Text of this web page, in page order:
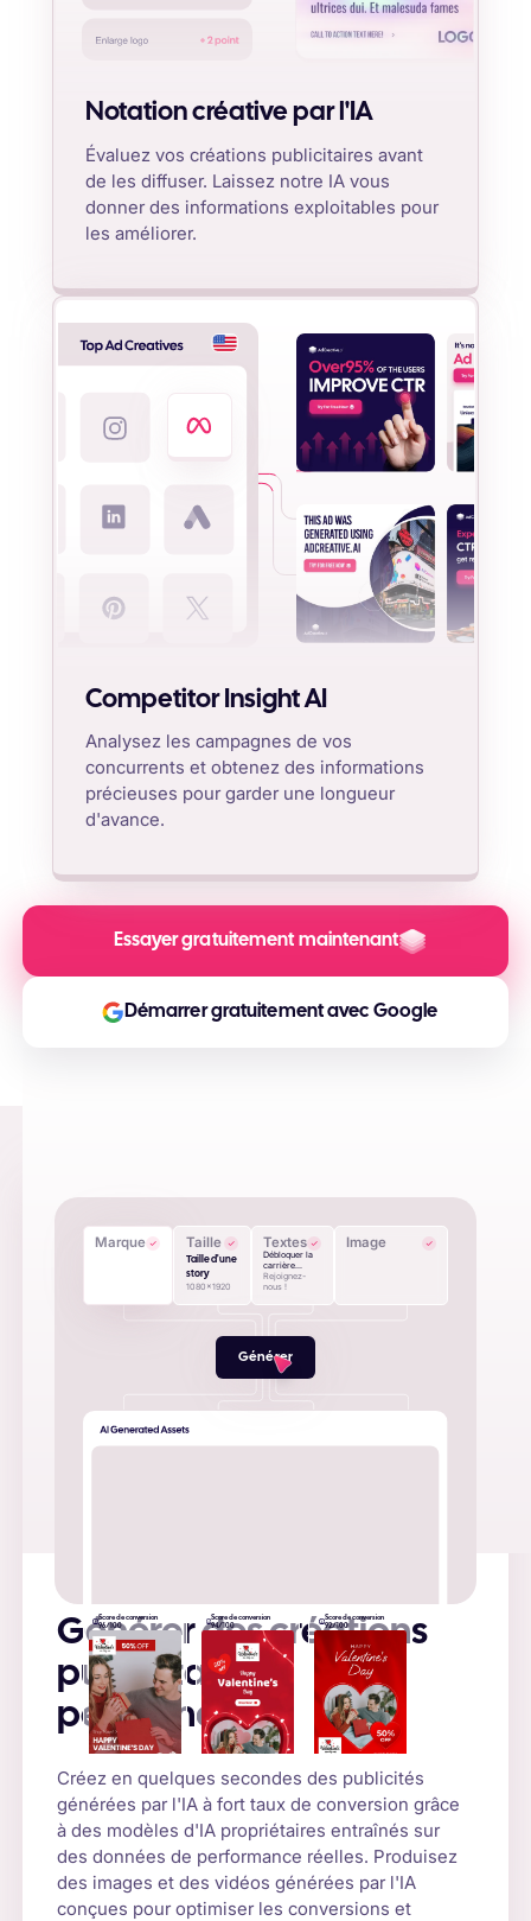
Notation créative par l'IA
Évaluez vos créations publicitaires avant
de les diffuser. Laissez notre IA vous
donner des informations exploitables pour
les améliorer.
Competitor Insight AI
Analysez les campagnes de vos
concurrents et obtenez des informations
précieuses pour garder une longueur
d'avance.
Essayer gratuitement maintenant
Démarrer gratuitement avec Google
Générer des créations
publicitaires
performantes
Créez en quelques secondes des publicités
générées par l'IA à fort taux de conversion grâce
à des modèles d'IA propriétaires entraînés sur
des données de performance réelles. Produisez
des images et des vidéos générées par l'IA
conçues pour optimiser les conversions et
Marque Taille
Taille d'une
story
1080x1920
Textes
Débloquer la
carrière...
Rejoignez-
nous !
Image
Générer
Score de conversion
96/100
Score de conversion
94/100
Score de conversion
92/100